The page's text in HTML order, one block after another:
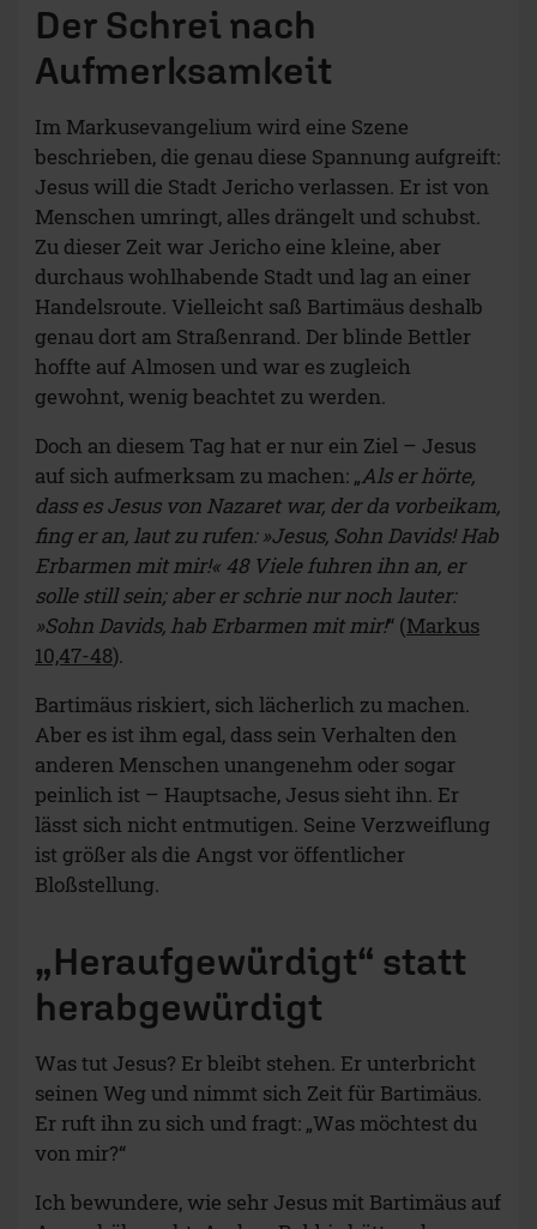
Der Schrei nach
Aufmerksamkeit
Im Markusevangelium wird eine Szene
beschrieben, die genau diese Spannung aufgreift:
Jesus will die Stadt Jericho verlassen. Er ist von
Menschen umringt, alles drängelt und schubst.
Zu dieser Zeit war Jericho eine kleine, aber
durchaus wohlhabende Stadt und lag an einer
Handelsroute. Vielleicht saß Bartimäus deshalb
genau dort am Straßenrand. Der blinde Bettler
hoffte auf Almosen und war es zugleich
gewohnt, wenig beachtet zu werden.
Doch an diesem Tag hat er nur ein Ziel – Jesus
auf sich aufmerksam zu machen: „Als er hörte,
dass es Jesus von Nazaret war, der da vorbeikam,
fing er an, laut zu rufen: »Jesus, Sohn Davids! Hab
Erbarmen mit mir!« 48 Viele fuhren ihn an, er
solle still sein; aber er schrie nur noch lauter:
»Sohn Davids, hab Erbarmen mit mir!“ (Markus
10,47-48).
Bartimäus riskiert, sich lächerlich zu machen.
Aber es ist ihm egal, dass sein Verhalten den
anderen Menschen unangenehm oder sogar
peinlich ist – Hauptsache, Jesus sieht ihn. Er
lässt sich nicht entmutigen. Seine Verzweiflung
ist größer als die Angst vor öffentlicher
Bloßstellung.
„Heraufgewürdigt“ statt
herabgewürdigt
Was tut Jesus? Er bleibt stehen. Er unterbricht
seinen Weg und nimmt sich Zeit für Bartimäus.
Er ruft ihn zu sich und fragt: „Was möchtest du
von mir?“
Ich bewundere, wie sehr Jesus mit Bartimäus auf